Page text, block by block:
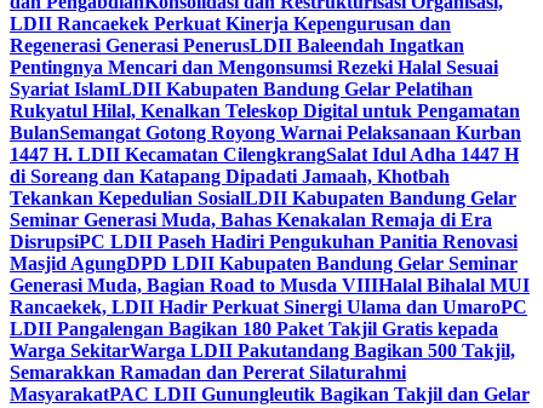
LDII Rancaekek Perkuat Kinerja Kepengurusan dan
Regenerasi Generasi PenerusLDII Baleendah Ingatkan
Pentingnya Mencari dan Mengonsumsi Rezeki Halal Sesuai
Syariat IslamLDII Kabupaten Bandung Gelar Pelatihan
Rukyatul Hilal, Kenalkan Teleskop Digital untuk Pengamatan
BulanSemangat Gotong Royong Warnai Pelaksanaan Kurban
1447 H. LDII Kecamatan CilengkrangSalat Idul Adha 1447 H
di Soreang dan Katapang Dipadati Jamaah, Khotbah
Tekankan Kepedulian SosialLDII Kabupaten Bandung Gelar
Seminar Generasi Muda, Bahas Kenakalan Remaja di Era
DisrupsiPC LDII Paseh Hadiri Pengukuhan Panitia Renovasi
Masjid AgungDPD LDII Kabupaten Bandung Gelar Seminar
Generasi Muda, Bagian Road to Musda VIIIHalal Bihalal MUI
Rancaekek, LDII Hadir Perkuat Sinergi Ulama dan UmaroPC
LDII Pangalengan Bagikan 180 Paket Takjil Gratis kepada
Warga SekitarWarga LDII Pakutandang Bagikan 500 Takjil,
Semarakkan Ramadan dan Pererat Silaturahmi
MasyarakatPAC LDII Gunungleutik Bagikan Takjil dan Gelar